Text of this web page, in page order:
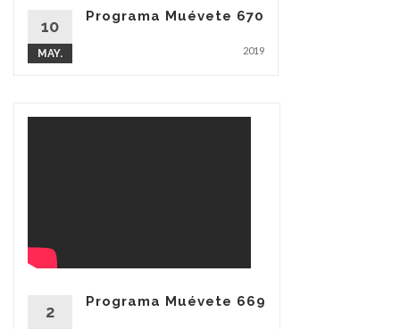
10
MAY.
Programa Muévete 670
2019
2
Programa Muévete 669